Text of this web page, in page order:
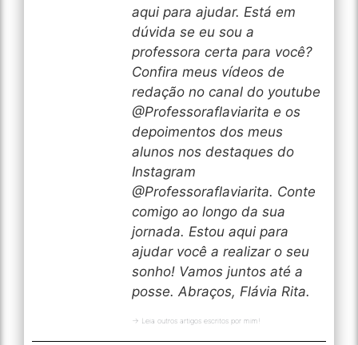
aqui para ajudar. Está em
dúvida se eu sou a
professora certa para você?
Confira meus vídeos de
redação no canal do youtube
@Professoraflaviarita e os
depoimentos dos meus
alunos nos destaques do
Instagram
@Professoraflaviarita. Conte
comigo ao longo da sua
jornada. Estou aqui para
ajudar você a realizar o seu
sonho! Vamos juntos até a
posse. Abraços, Flávia Rita.
→ Leia outros artigos escritos por mim!